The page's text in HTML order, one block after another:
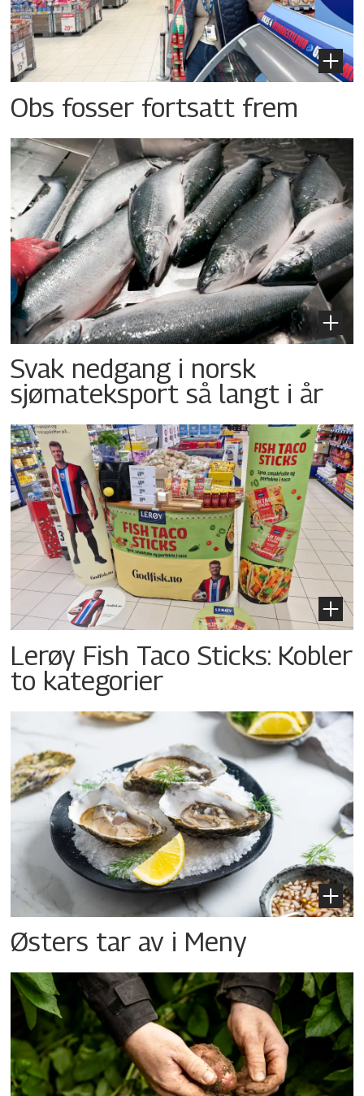
Obs fosser fortsatt frem
Svak nedgang i norsk
sjømateksport så langt i år
Lerøy Fish Taco Sticks: Kobler
to kategorier
Østers tar av i Meny